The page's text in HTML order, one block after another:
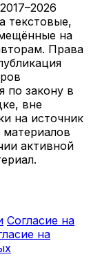
текстовые,
на
Права
по закону в
вне
на источник
активной
Согласие на
на